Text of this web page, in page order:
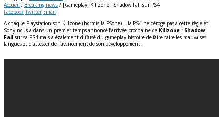
Accueil / Breaking news / [Gameplay] Killzone : Shadow Fall sur PS4
Facebook Twitter Email
A chaque Playstation son Killzone (hormis la PSone)… la PS4 ne déroge pas à cette règle et
Sony nous a dans un premier temps annoncé l’arrivée prochaine de Killzone : Shadow
Fall sur sa PS4 mais a également diffusé du gameplay histoire de faire taire les mauvaises
langues et d’attester de l’avancement de son développement.